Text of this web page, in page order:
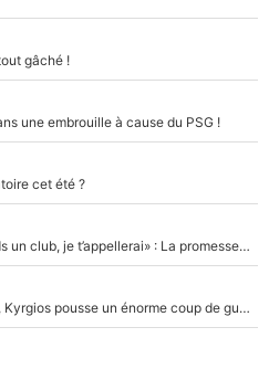
gâché !
une embrouille à cause du PSG !
cet été ?
Mercato - OM - «Dès que je prends un club, je t’appellerai» : La promesse de Marcelino au moment de claquer la porte
Victime de racisme contre Murray, Kyrgios pousse un énorme coup de gueule !